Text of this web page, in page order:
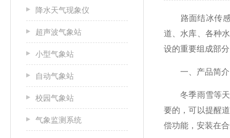
降水天气现象仪
超声波气象站
小型气象站
自动气象站
校园气象站
气象监测系统
路面结冰传感
道、水库、各种
设的重要组成部
一、产品简介
冬季雨雪等天
要的，可以提醒
偿功能，安装在